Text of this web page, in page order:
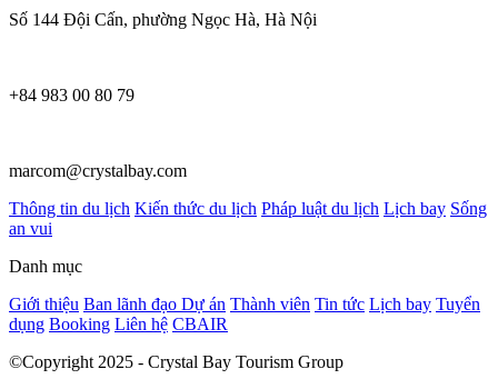
Số 144 Đội Cấn, phường Ngọc Hà, Hà Nội
+84 983 00 80 79
marcom@crystalbay.com
Thông tin du lịch Kiến thức du lịch Pháp luật du lịch Lịch bay Sống
an vui
Danh mục
Giới thiệu Ban lãnh đạo Dự án Thành viên Tin tức Lịch bay Tuyển
dụng Booking Liên hệ CBAIR
©Copyright 2025 - Crystal Bay Tourism Group